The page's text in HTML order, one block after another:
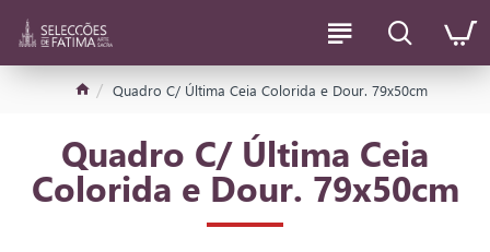
Quadro C/ Última Ceia Colorida e Dour. 79x50cm
Quadro C/ Última Ceia
Colorida e Dour. 79x50cm